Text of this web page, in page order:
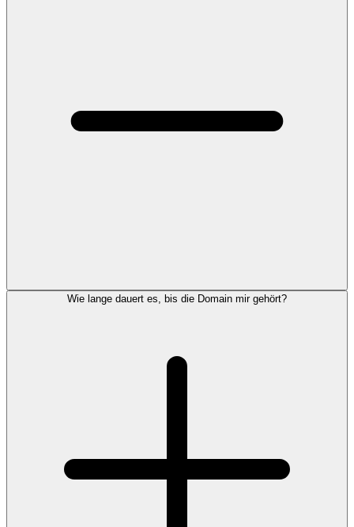
Wie lange dauert es, bis die Domain mir gehört?